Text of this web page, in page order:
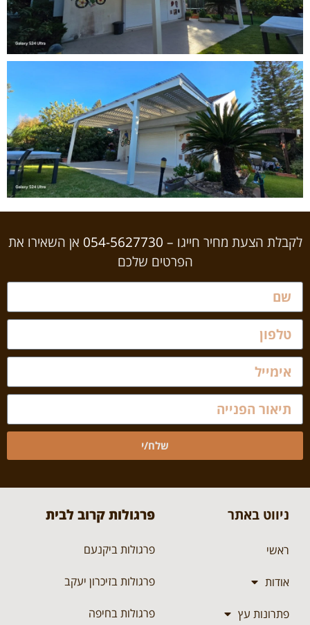
לקבלת הצעת מחיר חייגו –
אן השאירו את
הפרטים שלכם
שלח/י
ניווט באתר
ראשי
אודות
פתרונות עץ
פרגולות קרוב לבית
פרגולות ביקנעם
פרגולות בזיכרון יעקב
פרגולות בחיפה